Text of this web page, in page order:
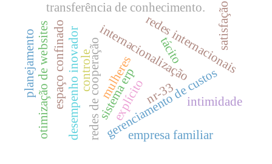
gerenciamento de custos
internacionalização
redes internacionais
redes de cooperação
transferência de conhecimento.
desempenho inovador tácito
explícito
espaço confinado
otimização de websites intimidade
empresa familiar
nr-33
sistema erp
planejamento controle
satisfação
mulheres